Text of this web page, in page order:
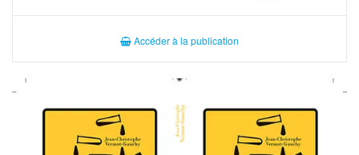
Accéder à la publication